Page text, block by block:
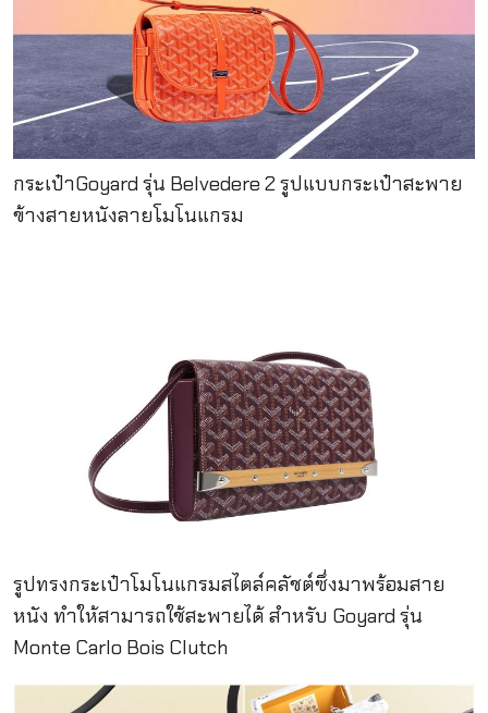
กระเป๋าGoyard รุ่น Belvedere 2 รูปแบบกระเป๋าสะพาย
ข้างสายหนังลายโมโนแกรม
รูปทรงกระเป๋าโมโนแกรมสไตล์คลัชต์ซึ่งมาพร้อมสาย
หนัง ทำให้สามารถใช้สะพายได้ สำหรับ Goyard รุ่น
Monte Carlo Bois Clutch